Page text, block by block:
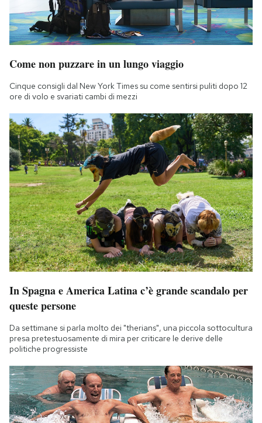
Come non puzzare in un lungo viaggio
Cinque consigli dal New York Times su come sentirsi puliti dopo 12
ore di volo e svariati cambi di mezzi
In Spagna e America Latina c’è grande scandalo per
queste persone
Da settimane si parla molto dei "therians", una piccola sottocultura
presa pretestuosamente di mira per criticare le derive delle
politiche progressiste